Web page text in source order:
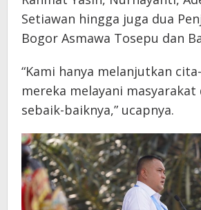
Setiawan hingga juga dua
Bogor Asmawa Tosepu dan
“Kami hanya melanjutkan
mereka melayani masyarakat
sebaik-baiknya,” ucapnya.